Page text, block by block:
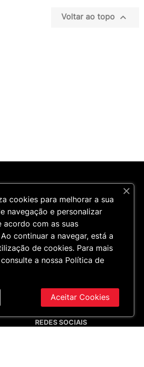
Voltar ao topo 
Novidades
Catálogo
Outlet
REDES SOCIAIS
cookies para melhorar a sua
navegação e personalizar
acordo com as suas
continuar a navegar, está a
de cookies. Para mais
a nossa Política de
Aceitar Cookies